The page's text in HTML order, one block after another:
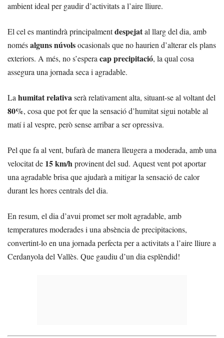
ambient ideal per gaudir d’activitats a l’aire lliure.
El cel es mantindrà principalmentdespejatal llarg del dia, amb
nomésalguns núvolsocasionals que no haurien d’alterar els plans
exteriors. A més, no s’esperacap precipitació, la qual cosa
assegura una jornada seca i agradable.
Lahumitat relativaserà relativament alta, situant-se al voltant del
80%, cosa que pot fer que la sensació d’humitat sigui notable al
matí i al vespre, però sense arribar a ser opressiva.
Pel que fa al vent, bufarà de manera lleugera a moderada, amb una
velocitat de 15 km/hprovinent del sud. Aquest vent pot aportar
una agradable brisa que ajudarà a mitigar la sensació de calor
durant les hores centrals del dia.
En resum, el dia d’avui promet ser molt agradable, amb
temperatures moderades i una absència de precipitacions,
convertint-lo en una jornada perfecta per a activitats a l’aire lliure a
Cerdanyola del Vallès. Que gaudiu d’un dia esplèndid!